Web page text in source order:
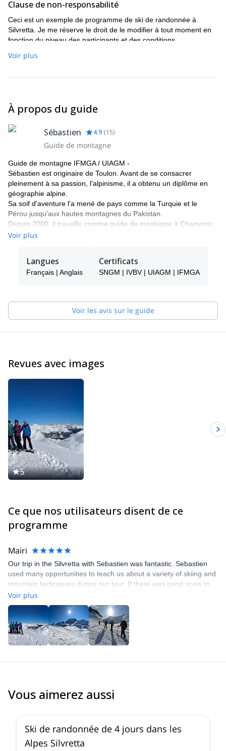
Clause de non-responsabilité
Ceci est un exemple de programme de ski de randonnée à
Silvretta. Je me réserve le droit de le modifier à tout moment en
fonction du niveau des participants et des conditions
Voir plus
À propos du guide
Sébastien 4.9 (15)
Guide de montagne
Guide de montagne IFMGA / UIAGM -
Sébastien est originaire de Toulon. Avant de se consacrer
pleinement à sa passion, l'alpinisme, il a obtenu un diplôme en
géographie alpine.
Sa soif d'aventure l'a mené de pays comme la Turquie et le
Pérou jusqu'aux hautes montagnes du Pakistan.
Depuis 2000, il travaille comme guide de montagne à Chamonix,
La Clusaz et dans le monde entier.
Voir plus
Langues
Français | Anglais
Certificats
SNGM | IVBV | UIAGM | IFMGA
Voir les avis sur le guide
Revues avec images
5
Ce que nos utilisateurs disent de ce
programme
Mairi
Our trip in the Silvretta with Sebastien was fantastic. Sebastien
used many opportunities to teach us about a variety of skiing and
mountain techniques during our tour. If there was good snow to
be found, Seb would find it for us. We had a few concerns about
his communication prior to the tour, but this was not a reflection of
the wealth of experience, wisdom and knowledge that was
apparent as soon as we met with him.
Voir plus
Vous aimerez aussi
Ski de randonnée de 4 jours dans les
Alpes Silvretta